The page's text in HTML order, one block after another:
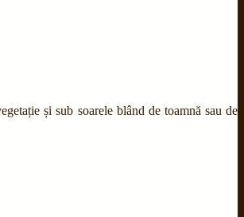
și sub soarele blând de toamnă sau de